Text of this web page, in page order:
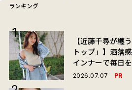
ランキング
【近藤千尋が纏
トップ」】洒落
インナーで毎日
2026.07.07 PR